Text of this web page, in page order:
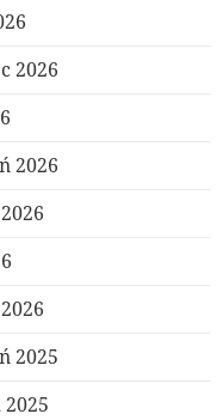
2026
2026
2025